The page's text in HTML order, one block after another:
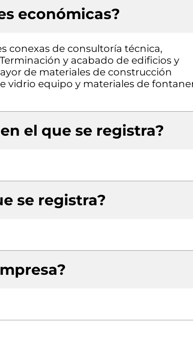
económicas?
conexas de consultoría técnica,
y acabado de edificios y
de materiales de construcción
vidrio equipo y materiales de
el que se registra?
se registra?